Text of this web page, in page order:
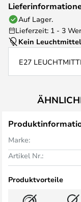
Auf Lager.
Lieferzeit: 1 - 3
Kein Leuchtmittel
E27
Marke:
Artikel Nr.:
Produktvorteile